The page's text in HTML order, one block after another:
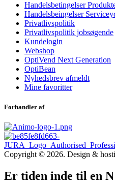
Handelsbetingelser
Handelsbeingelser
Privatlivspolitik
Privatlivspolitik jobsøgende
Kundelogin
Webshop
OptiVend Next Generation
OptiBean
Nyhedsbrev afmeldt
Mine favoritter
Forhandler af
Copyright © 2026. Design &
Er tiden inde til en